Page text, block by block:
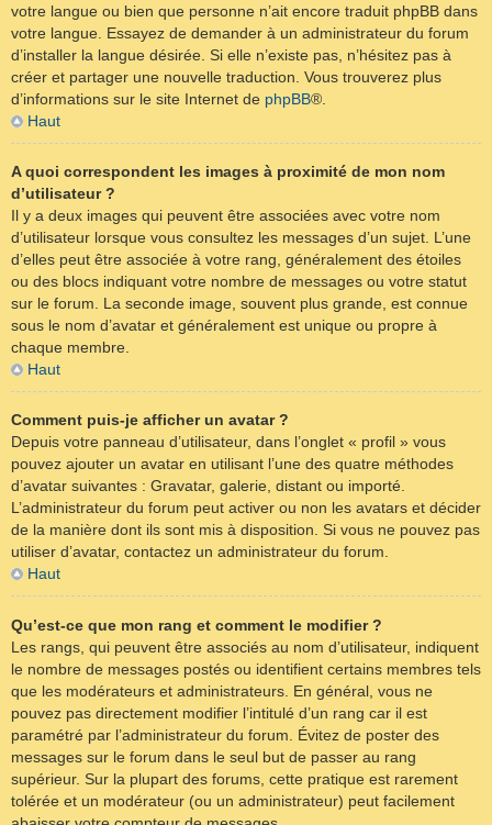
votre langue ou bien que personne n’ait encore traduit phpBB dans
votre langue. Essayez de demander à un administrateur du forum
d’installer la langue désirée. Si elle n’existe pas, n’hésitez pas à
créer et partager une nouvelle traduction. Vous trouverez plus
d’informations sur le site Internet de phpBB®.
Haut
A quoi correspondent les images à proximité de mon nom
d’utilisateur ?
Il y a deux images qui peuvent être associées avec votre nom
d’utilisateur lorsque vous consultez les messages d’un sujet. L’une
d’elles peut être associée à votre rang, généralement des étoiles
ou des blocs indiquant votre nombre de messages ou votre statut
sur le forum. La seconde image, souvent plus grande, est connue
sous le nom d’avatar et généralement est unique ou propre à
chaque membre.
Haut
Comment puis-je afficher un avatar ?
Depuis votre panneau d’utilisateur, dans l’onglet « profil » vous
pouvez ajouter un avatar en utilisant l’une des quatre méthodes
d’avatar suivantes : Gravatar, galerie, distant ou importé.
L’administrateur du forum peut activer ou non les avatars et décider
de la manière dont ils sont mis à disposition. Si vous ne pouvez pas
utiliser d’avatar, contactez un administrateur du forum.
Haut
Qu’est-ce que mon rang et comment le modifier ?
Les rangs, qui peuvent être associés au nom d’utilisateur, indiquent
le nombre de messages postés ou identifient certains membres tels
que les modérateurs et administrateurs. En général, vous ne
pouvez pas directement modifier l’intitulé d’un rang car il est
paramétré par l’administrateur du forum. Évitez de poster des
messages sur le forum dans le seul but de passer au rang
supérieur. Sur la plupart des forums, cette pratique est rarement
tolérée et un modérateur (ou un administrateur) peut facilement